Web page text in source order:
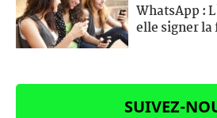
WhatsApp :
elle signer
SUIVEZ-